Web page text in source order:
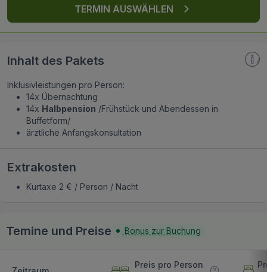
TERMIN AUSWÄHLEN
Inhalt des Pakets
Inklusivleistungen pro Person:
14x Übernachtung
14x Halbpension /Frühstück und Abendessen in
Buffetform/
ärztliche Anfangskonsultation
Extrakosten
Kurtaxe 2 € / Person / Nacht
Temine und Preise Bonus zur Buchung
Preis pro Person